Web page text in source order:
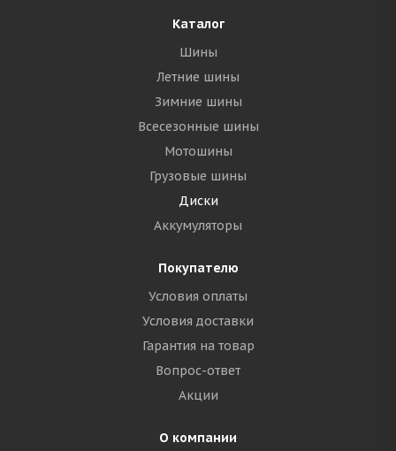
Каталог
Шины
Летние шины
Зимние шины
Всесезонные шины
Мотошины
Грузовые шины
Диски
Аккумуляторы
Покупателю
Условия оплаты
Условия доставки
Гарантия на товар
Вопрос-ответ
Акции
О компании